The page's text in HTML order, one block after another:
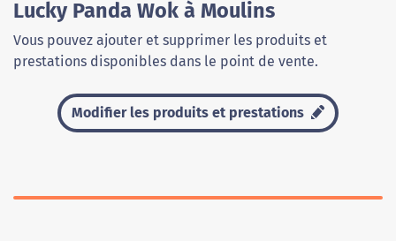
Lucky Panda Wok à Moulins
Vous pouvez ajouter et supprimer les produits et
prestations disponibles dans le point de vente.
Modifier les produits et prestations